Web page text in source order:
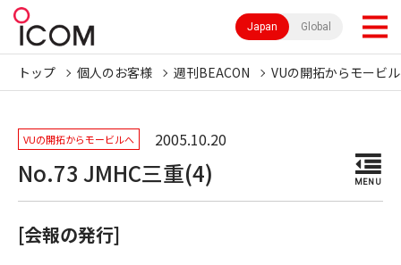
Japan Global
トップ 個人のお客様 週刊BEACON VUの開拓からモービ
VUの開拓からモービルへ 2005.10.20
No.73 JMHC三重(4) MENU
[会報の発行]